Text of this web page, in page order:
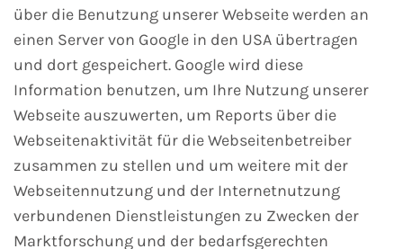
über die Benutzung unserer Webseite werden an
einen Server von Google in den USA übertragen
und dort gespeichert. Google wird diese
Information benutzen, um Ihre Nutzung unserer
Webseite auszuwerten, um Reports über die
Webseitenaktivität für die Webseitenbetreiber
zusammen zu stellen und um weitere mit der
Webseitennutzung und der Internetnutzung
verbundenen Dienstleistungen zu Zwecken der
Marktforschung und der bedarfsgerechten